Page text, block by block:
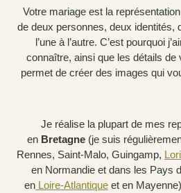
Votre mariage est la
de deux personnes, deux identités,
l’une à l’autre. C’est pourquoi
connaître, ainsi que les détails de
permet de créer des images qui
Je réalise la plupart de mes
en Bretagne (je suis
Rennes, Saint-Malo, Guingamp,
en Normandie et dans les Pays
en Loire-Atlantique et en